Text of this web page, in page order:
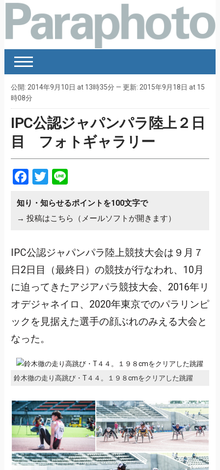
公開: 2014年9月10日 at 13時35分 — 更新: 2015年9月18日 at 15
時08分
IPC公認ジャパンパラ陸上２日
目 フォトギャラリー
Facebook
Twitter
Line
知り・知らせるポイントを100文字で
→ 投稿はこちら（メールソフトが開きます）
IPC公認ジャパンパラ陸上競技大会は９月７
日2日目（最終日）の競技が行なわれ、10月
に迫ってきたアジアパラ競技大会、2016年リ
オデジャネイロ、2020年東京でのパラリンピ
ックを見据えた選手の顔ぶれのみえる大会と
なった。
鈴木徹の走り高跳び・T４４。１９８cmをクリアした跳躍